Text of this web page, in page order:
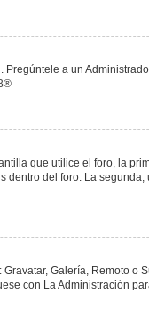
a un
®
que utilice el foro, la
del foro. La
Galería, Remoto o
con La Administración